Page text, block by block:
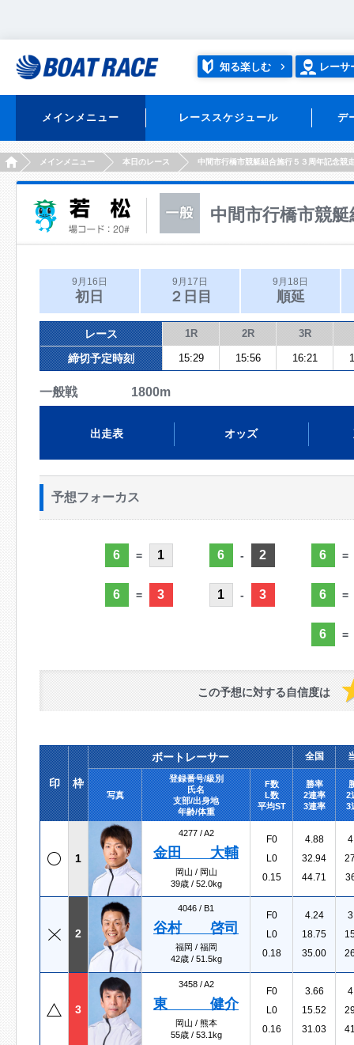
知る楽しむ レーサ
メインメニュー レーススケジュール デ
HOMEメインメニュー 本日のレース 中間市行橋市競艇組合施行５３周年記念競
中間市行橋市競
9月16日
初日
9月17日
２日目
9月18日
順延
レース 1R 2R 3R
締切予定時刻 15:29 15:56 16:21
一般戦 1800m
出走表 オッズ
予想フォーカス
6 = 1
6 = 3
6 - 2
1 - 3
6 =
6 =
6 =
この予想に対する自信度は
印 枠
ボートレーサー 全国
写真
登録番号/級別
氏名
支部/出身地
年齢/体重
F数
L数
平均ST
勝率
2連率
3連率
2
3
1
4277 /A2
金田 大輔
岡山 / 岡山
39歳 / 52.0kg
F0
L0
0.15
4.88
32.94
44.71
2
4046 / B1
谷村 啓司
福岡 / 福岡
42歳 / 51.5kg
F0
L0
0.18
4.24
18.75
35.00
3
3458 /A2
東 健介
岡山 / 熊本
55歳 / 53.1kg
F0
L0
0.16
3.66
15.52
31.03